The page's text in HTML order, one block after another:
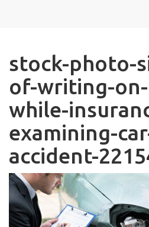
stock-photo-
of-writing-
while-
examining-
accident-